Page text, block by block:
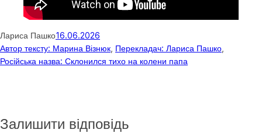
Лариса Пашко16.06.2026
Автор тексту: Марина Візнюк Перекладач: Лариса Пашко
Російська назва: Склонился тихо на колени папа
Залишити відповідь